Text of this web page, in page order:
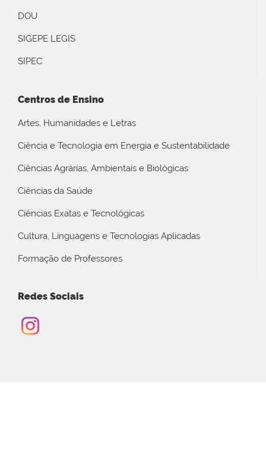
DOU
SIGEPE LEGIS
SIPEC
Centros de Ensino
Artes, Humanidades e Letras
Ciência e Tecnologia em Energia e Sustentabilidade
Ciências Agrárias, Ambientais e Biológicas
Ciências da Saúde
Ciências Exatas e Tecnológicas
Cultura, Linguagens e Tecnologias Aplicadas
Formação de Professores
Redes Sociais